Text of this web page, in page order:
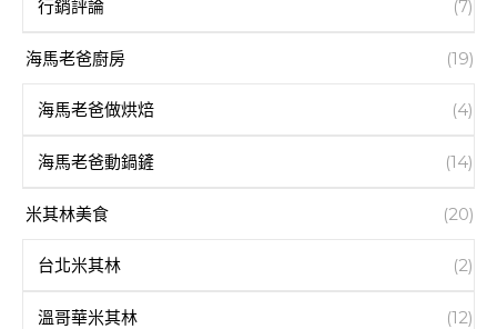
行銷評論 (7)
海馬老爸廚房 (19)
海馬老爸做烘焙 (4)
海馬老爸動鍋鏟 (14)
米其林美食 (20)
台北米其林 (2)
溫哥華米其林 (12)